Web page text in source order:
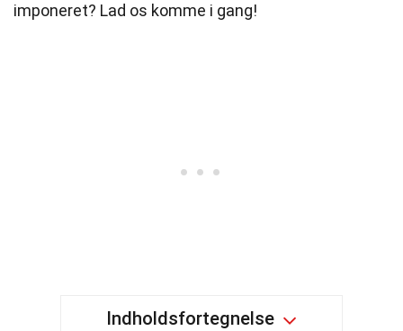
imponeret? Lad os komme i gang!
Indholdsfortegnelse